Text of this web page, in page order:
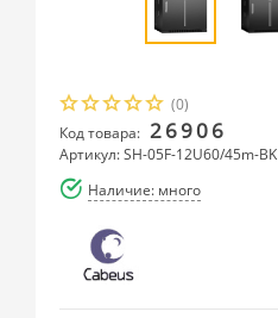
(0)
Код товара: 26906
Артикул: SH-05F-12U60/45m-BK
Наличие: много